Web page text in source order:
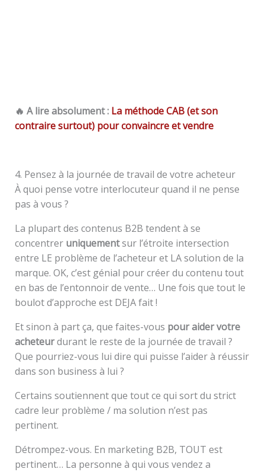
🔥 A lire absolument : La méthode CAB (et son
contraire surtout) pour convaincre et vendre
4. Pensez à la journée de travail de votre acheteur
À quoi pense votre interlocuteur quand il ne pense
pas à vous ?
La plupart des contenus B2B tendent à se
concentrer uniquementsur l’étroite intersection
entre LE problème de l’acheteur et LA solution de la
marque. OK, c’est génial pour créer du contenu tout
en bas de l’entonnoir de vente… Une fois que tout le
boulot d’approche est DEJA fait !
Et sinon à part ça, que faites-vous pour aider votre
acheteurdurant le reste de la journée de travail ?
Que pourriez-vous lui dire qui puisse l’aider à réussir
dans son business à lui ?
Certains soutiennent que tout ce qui sort du strict
cadre leur problème / ma solution n’est pas
pertinent.
Détrompez-vous. En marketing B2B, TOUT est
pertinent… La personne à qui vous vendez a